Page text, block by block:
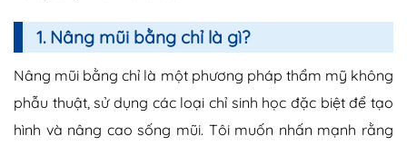
1. Nâng mũi bằng chỉ là gì?
Nâng mũi bằng chỉ là một phương pháp thẩm mỹ không
phẫu thuật, sử dụng các loại chỉ sinh học đặc biệt để tạo
hình và nâng cao sống mũi. Tôi muốn nhấn mạnh rằng